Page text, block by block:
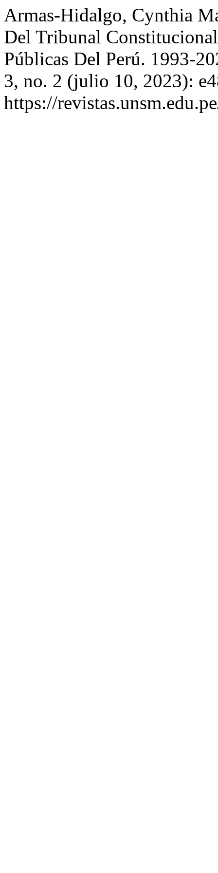
Armas-Hidalgo, Cynthia
Del Tribunal
Públicas Del Perú. 1993-
3, no. 2 (julio 10, 2023):
https://